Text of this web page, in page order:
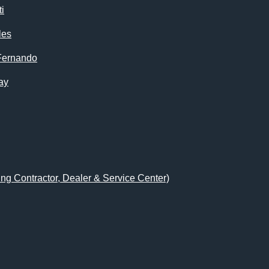
Contractor, Dealer & Service Center)